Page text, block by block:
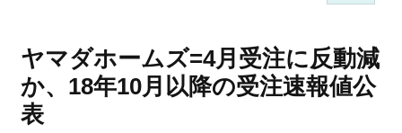
ヤマダホームズ=4月受注に反動減
か、18年10月以降の受注速報値公
表